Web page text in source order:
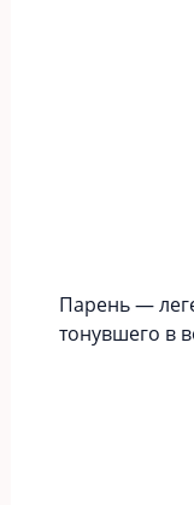
Парень —
тонувшего в